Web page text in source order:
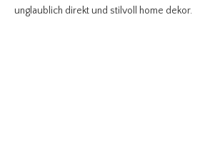
unglaublich direkt und stilvoll home dekor.